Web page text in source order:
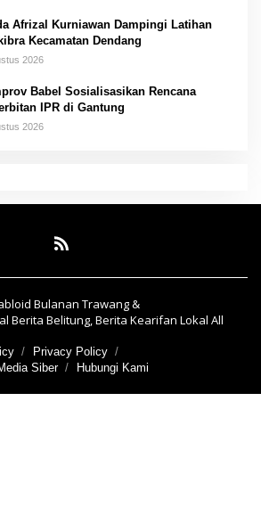
Afrizal Kurniawan Dampingi Latihan
Kecamatan Dendang
2026
Babel Sosialisasikan Rencana
IPR di Gantung
2026
Bulanan Trawang &
Berita Belitung, Berita Kearifan Lokal All
Privacy Policy
Siber
Hubungi Kami